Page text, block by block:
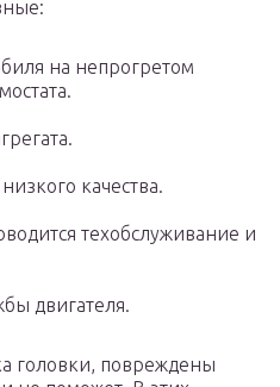
на непрогретом
качества.
техобслуживание и
двигателя.
головки, повреждены